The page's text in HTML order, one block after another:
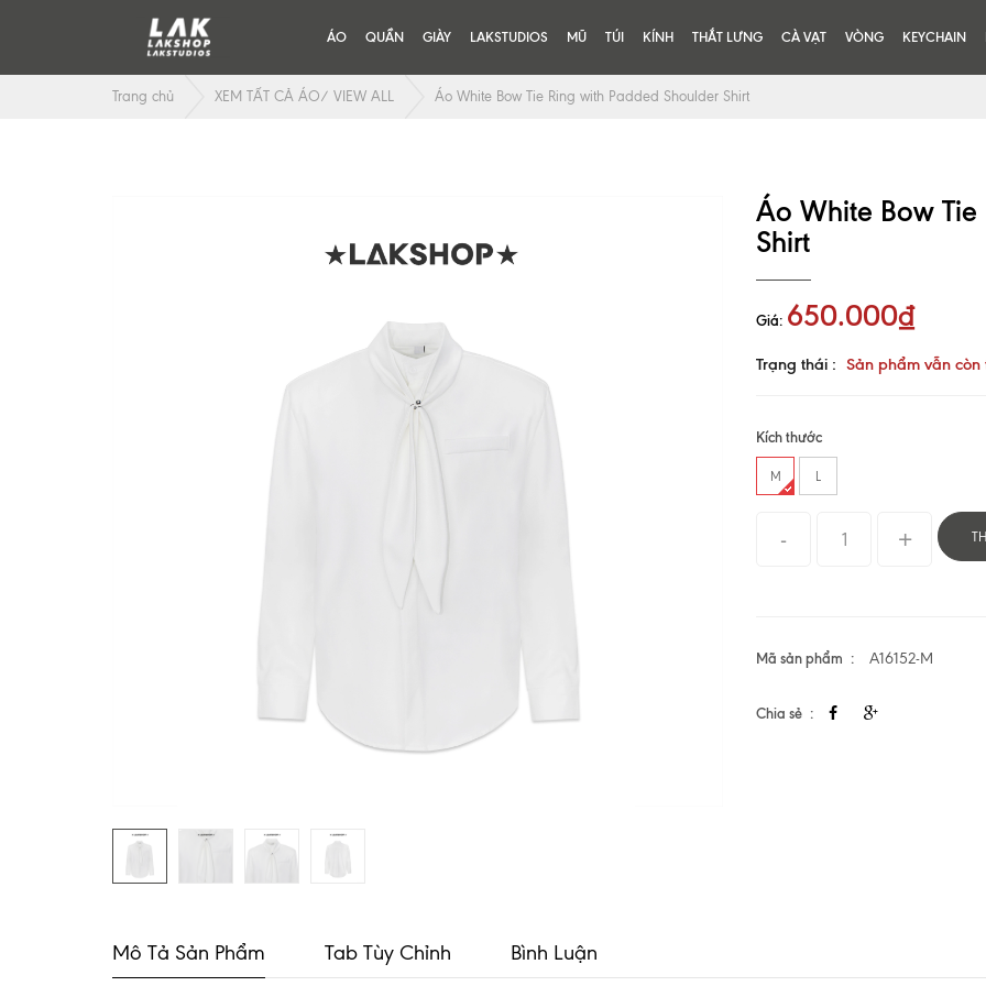
ÁO QUẦN GIÀY LAKSTUDIOS MŨ TÚI KÍNH THẮT LƯNG CÀ VẠT VÒNG KEYCHAIN
Trang chủ XEM TẤT CẢ ÁO/ VIEW ALL Áo White Bow Tie Ring with Padded Shoulder Shirt
Áo White Bow
Shirt
Giá: 650.000₫
Trạng thái : Sản phẩm vẫn
Kích thước
M L
Mã sản phẩm A16152-M
Chia sẻ
Mô Tả Sản Phẩm Tab Tùy Chỉnh Bình Luận